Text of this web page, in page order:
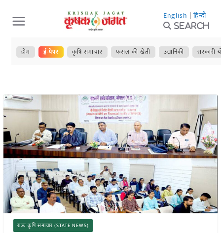
Skip
to
content
English | हिन्दी
Search
होम ई-पेपर कृषि समाचार फसल की खेती उद्यानिकी सरकारी
राज्य कृषि समाचार (STATE NEWS)